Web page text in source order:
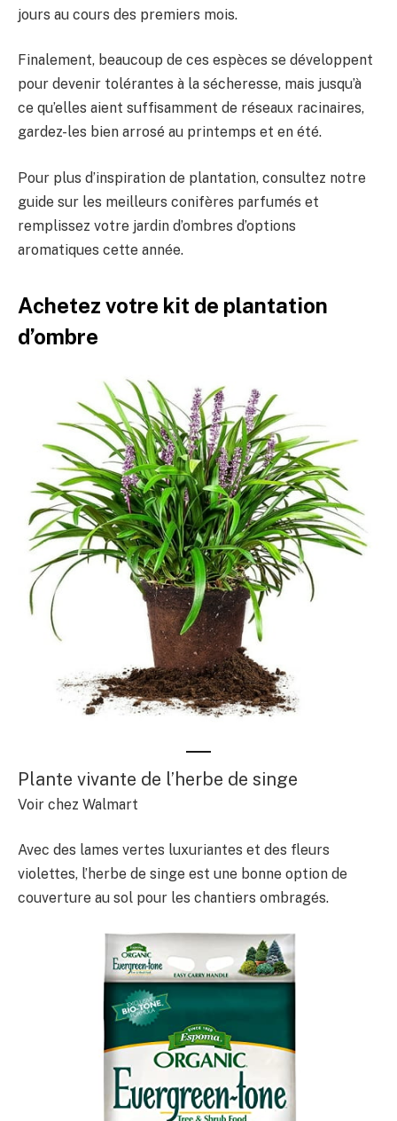
jours au cours des premiers mois.
Finalement, beaucoup de ces espèces se développent
pour devenir tolérantes à la sécheresse, mais jusqu’à
ce qu’elles aient suffisamment de réseaux racinaires,
gardez-les bien arrosé au printemps et en été.
Pour plus d’inspiration de plantation, consultez notre
guide sur les meilleurs conifères parfumés et
remplissez votre jardin d’ombres d’options
aromatiques cette année.
Achetez votre kit de plantation
d’ombre
Plante vivante de l’herbe de singe
Voir chez Walmart
Avec des lames vertes luxuriantes et des fleurs
violettes, l’herbe de singe est une bonne option de
couverture au sol pour les chantiers ombragés.